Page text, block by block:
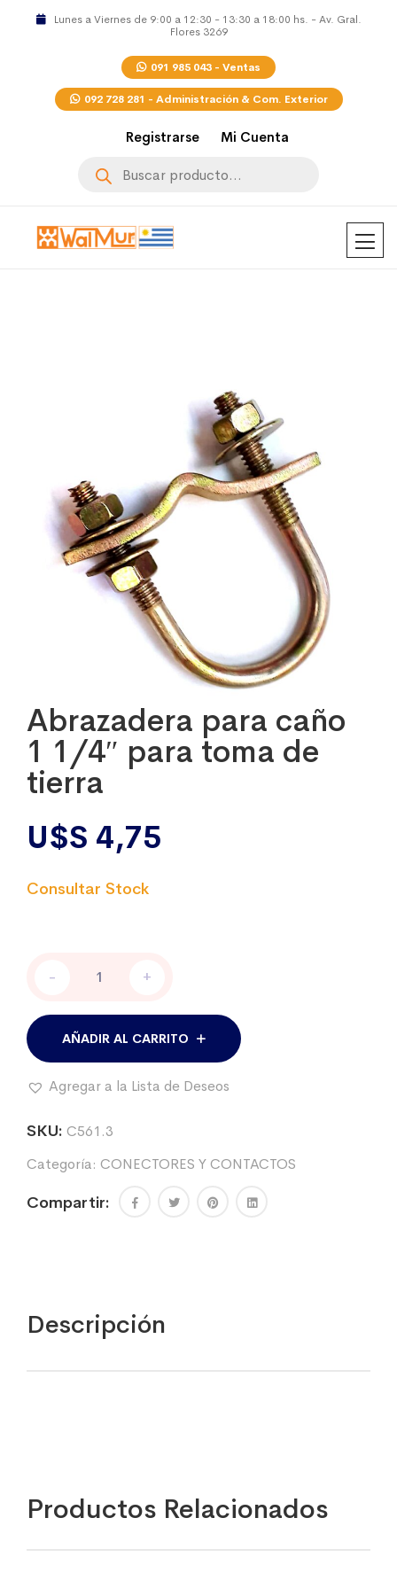
Lunes a Viernes de 9:00 a 12:30 - 13:30 a 18:00 hs. - Av. Gral.
Flores 3269
091 985 043 - Ventas
092 728 281 - Administración & Com. Exterior
Registrarse Mi Cuenta
Abrazadera para caño
1 1/4″ para toma de
tierra
U$S 4,75
1/4"
para
de
cantidad
- +
AÑADIR AL CARRITO
Agregar a la Lista de Deseos
SKU: C561.3
Categoría: CONECTORES Y CONTACTOS
Compartir:
Descripción
Productos Relacionados